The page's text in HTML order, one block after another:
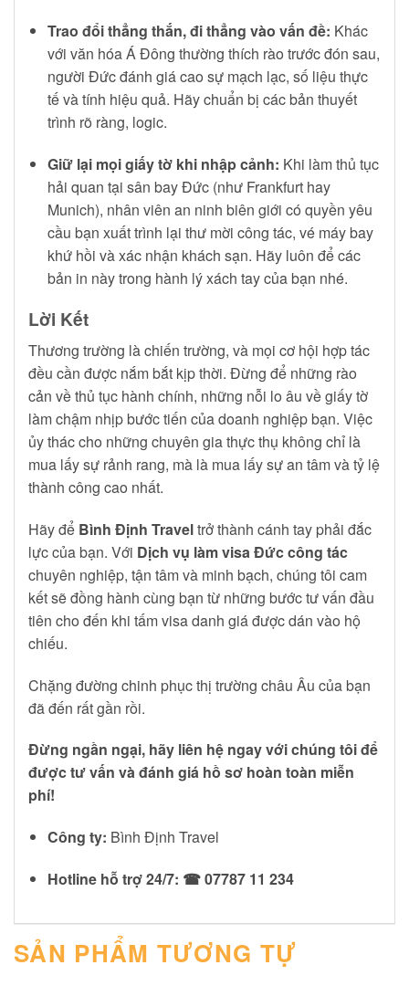
Trao đổi thẳng thắn, đi thẳng vào vấn đề: Khác
với văn hóa Á Đông thường thích rào trước đón sau,
người Đức đánh giá cao sự mạch lạc, số liệu thực
tế và tính hiệu quả. Hãy chuẩn bị các bản thuyết
trình rõ ràng, logic.
Giữ lại mọi giấy tờ khi nhập cảnh: Khi làm thủ tục
hải quan tại sân bay Đức (như Frankfurt hay
Munich), nhân viên an ninh biên giới có quyền yêu
cầu bạn xuất trình lại thư mời công tác, vé máy bay
khứ hồi và xác nhận khách sạn. Hãy luôn để các
bản in này trong hành lý xách tay của bạn nhé.
Lời Kết
Thương trường là chiến trường, và mọi cơ hội hợp tác
đều cần được nắm bắt kịp thời. Đừng để những rào
cản về thủ tục hành chính, những nỗi lo âu về giấy tờ
làm chậm nhịp bước tiến của doanh nghiệp bạn. Việc
ủy thác cho những chuyên gia thực thụ không chỉ là
mua lấy sự rảnh rang, mà là mua lấy sự an tâm và tỷ lệ
thành công cao nhất.
Hãy để Bình Định Traveltrở thành cánh tay phải đắc
lực của bạn. Với Dịch vụ làm visa Đức công tác
chuyên nghiệp, tận tâm và minh bạch, chúng tôi cam
kết sẽ đồng hành cùng bạn từ những bước tư vấn đầu
tiên cho đến khi tấm visa danh giá được dán vào hộ
chiếu.
Chặng đường chinh phục thị trường châu Âu của bạn
đã đến rất gần rồi.
Đừng ngần ngại, hãy liên hệ ngay với chúng tôi để
được tư vấn và đánh giá hồ sơ hoàn toàn miễn
phí!
Công ty: Bình Định Travel
Hotline hỗ trợ 24/7: ☎ 07787 11 234
SẢN PHẨM TƯƠNG TỰ